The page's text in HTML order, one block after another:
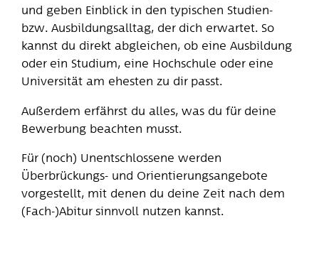
und geben Einblick in den typischen Studien-
bzw. Ausbildungsalltag, der dich erwartet. So
kannst du direkt abgleichen, ob eine Ausbildung
oder ein Studium, eine Hochschule oder eine
Universität am ehesten zu dir passt.
Außerdem erfährst du alles, was du für deine
Bewerbung beachten musst.
Für (noch) Unentschlossene werden
Überbrückungs- und Orientierungsangebote
vorgestellt, mit denen du deine Zeit nach dem
(Fach-)Abitur sinnvoll nutzen kannst.